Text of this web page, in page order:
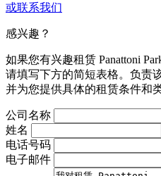
或联系我们
感兴趣？
如果您有兴趣租赁 Panattoni
请填写下方的简短表格。负责
并为您提供具体的租赁条件和
公司名称
姓名
电话号码
电子邮件